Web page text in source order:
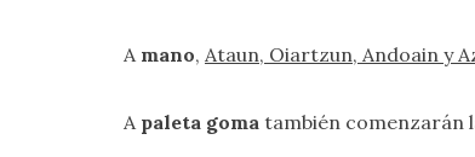
A mano, Ataun, Oiartzun, Andoain y
A paleta goma también comenzarán